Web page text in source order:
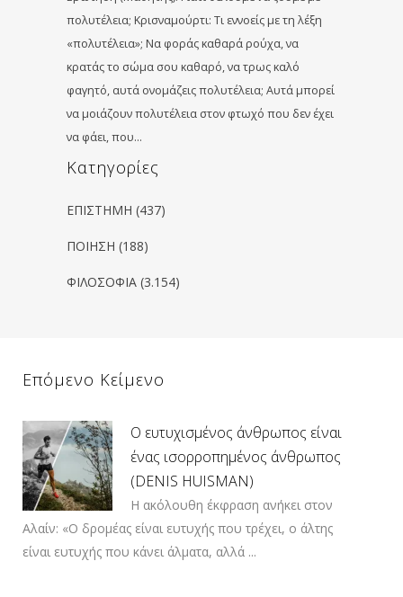
πολυτέλεια; Κρισναμούρτι: Τι εννοείς με τη λέξη
«πολυτέλεια»; Να φοράς καθαρά ρούχα, να
κρατάς το σώμα σου καθαρό, να τρως καλό
φαγητό, αυτά ονομάζεις πολυτέλεια; Αυτά μπορεί
να μοιάζουν πολυτέλεια στον φτωχό που δεν έχει
να φάει, που…
Kατηγορίες
ΕΠΙΣΤΗΜΗ (437)
ΠΟΙΗΣΗ (188)
ΦΙΛΟΣΟΦΙΑ (3.154)
Επόμενο Κείμενο
Ο ευτυχισμένος άνθρωπος είναι
ένας ισορροπημένος άνθρωπος
(DENIS HUISMAN)
Η ακόλουθη έκφραση ανήκει στον
Αλαίν: «Ο δρομέας είναι ευτυχής που τρέχει, ο άλτης
είναι ευτυχής που κάνει άλματα, αλλά ...